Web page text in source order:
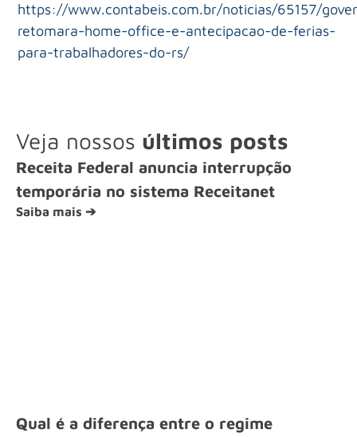
https://www.contabeis.com.br/noticias/65157/
retomara-home-office-e-antecipacao-de-ferias-
para-trabalhadores-do-rs/
Veja nossos últimos posts
Receita Federal anuncia interrupção
temporária no sistema Receitanet
Saiba mais ➔
Qual é a diferença entre o regime